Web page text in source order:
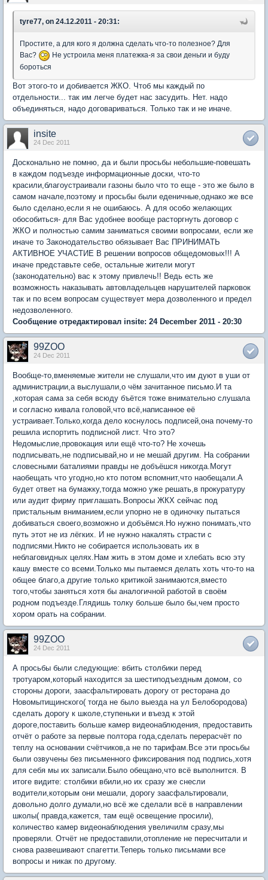
tyre77, on 24.12.2011 - 20:31:
Простите, а для кого я должна сделать что-то полезное? Для
Вас?
Не устроила меня платежка-я за свои деньги и буду
бороться
Вот этого-то и добивается ЖКО. Чтоб мы каждый по
отдельности... так им легче будет нас засудить. Нет. надо
объединяться, надо договариваться. Только так и не иначе.
insite
24 Dec 2011
Досконально не помню, да и были просьбы небольшие-повешать
в каждом подъезде информационные доски, что-то
красили,благоустраивали газоны было что то еще - это же было в
самом начале,поэтому и просьбы были еденичные,однако же все
было сделано,если я не ошибаюсь. А для особо желающих
обособиться- для Вас удобнее вообще расторгнуть договор с
ЖКО и полностью самим заниматься своими вопросами, если же
иначе то Законодательство обязывает Вас ПРИНИМАТЬ
АКТИВНОЕ УЧАСТИЕ В решении вопросов общедомовых!!! А
иначе представьте себе, остальные жители могут
(законодательно) вас к этому привлечь!! Ведь есть же
возможность наказывать автовладельцев нарушителей парковок
так и по всем вопросам существует мера дозволенного и предел
недозволенного.
Сообщение отредактировал insite: 24 December 2011 - 20:30
99ZOO
24 Dec 2011
Вообще-то,вменяемые жители не слушали,что им дуют в уши от
администрации,а выслушали,о чём зачитанное письмо.И та
,которая сама за себя всюду бъётся тоже внимательно слушала
и согласно кивала головой,что всё,написанное её
устраивает.Только,когда дело коснулось подписей,она почему-то
решила испортить подписной лист. Что это?
Недомыслие,провокация или ещё что-то? Не хочешь
подписывать,не подписывай,но и не мешай другим. На собрании
словесными баталиями правды не добъёшся никогда.Могут
наобещать что угодно,но кто потом вспомнит,что наобещали.А
будет ответ на бумажку,тогда можно уже решать,в прокуратуру
или аудит фирму приглашать.Вопросы ЖКХ сейчас под
пристальным вниманием,если упорно не в одиночку пытаться
добиваться своего,возможно и добъёмся.Но нужно понимать,что
путь этот не из лёгких. И не нужно накалять страсти с
подписями.Никто не собирается использовать их в
неблаговидных целях.Нам жить в этом доме и хлебать всю эту
кашу вместе со всеми.Только мы пытаемся делать хоть что-то на
общее благо,а другие только критикой занимаются,вместо
того,чтобы заняться хотя бы аналогичной работой в своём
родном подъезде.Глядишь толку больше было бы,чем просто
хором орать на собрании.
99ZOO
24 Dec 2011
А просьбы были следующие: вбить столбики перед
тротуаром,который находится за шестиподъездным домом, со
стороны дороги, заасфальтировать дорогу от ресторана до
Новомытищинского( тогда не было выезда на ул Белобородова)
сделать дорогу к школе,ступеньки и въезд к этой
дороге,поставить больше камер видеонаблюдения, предоставить
отчёт о работе за первые полтора года,сделать перерасчёт по
теплу на основании счётчиков,а не по тарифам.Все эти просьбы
были озвучены без письменного фиксирования под подпись,хотя
для себя мы их записали.Было обещано,что всё выполнится. В
итоге видите: столбики вбили,но их сразу же снесли
водители,которым они мешали, дорогу заасфальтировали,
довольно долго думали,но всё же сделали всё в направлении
школы( правда,кажется, там ещё освещение просили),
количество камер видеонаблюдения увеличилм сразу,мы
проверяли. Отчёт не предоставили,отопление не пересчитали и
снова развешивают спагетти.Теперь только письмами все
вопросы и никак по другому.